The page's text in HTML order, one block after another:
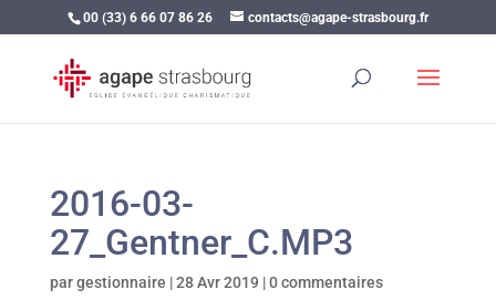
00 (33) 6 66 07 86 26 contacts@agape-strasbourg.fr
2016-03-
27_Gentner_C.MP3
pargestionnaire |28 Avr 2019 |0 commentaires